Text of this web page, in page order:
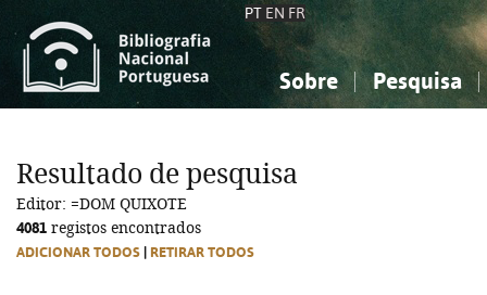
PT EN FR
Sobre Pesquisa
Ciências sociais...
Ciências sociais...
Resultado de pesquisa
Editor: =DOM QUIXOTE
4081 registos encontrados
ADICIONAR TODOS RETIRAR TODOS